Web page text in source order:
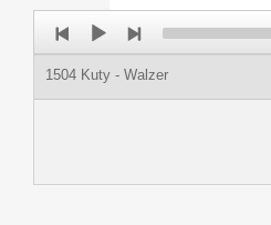
Player
1504 Kuty - Walzer